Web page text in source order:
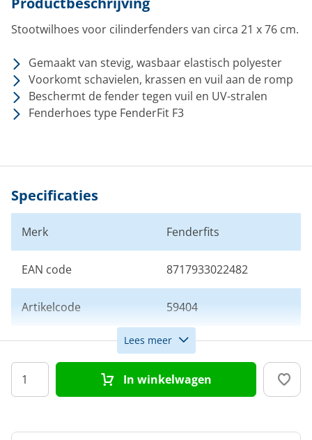
Stootwilhoes voor cilinderfenders van circa 21 x 76 cm.
Gemaakt van stevig, wasbaar elastisch polyester
Voorkomt schavielen, krassen en vuil aan de romp
Beschermt de fender tegen vuil en UV-stralen
Fenderhoes type FenderFit F3
Specificaties
Merk Fenderfits
EAN code 8717933022482
Artikelcode 59404
Kleur Bordeaux
Afmeting 21 x 76 cm
Lees meer
In winkelwagen